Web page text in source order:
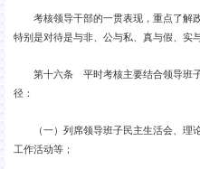
考核领导干部的一贯表现，重点了解
特别是对待是与非、公与私、真与假、实
第十六条 平时考核主要结合领导班子
径：
（一）列席领导班子民主生活会、理
工作活动等；